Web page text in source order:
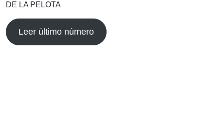
DE LA PELOTA
Leer último número